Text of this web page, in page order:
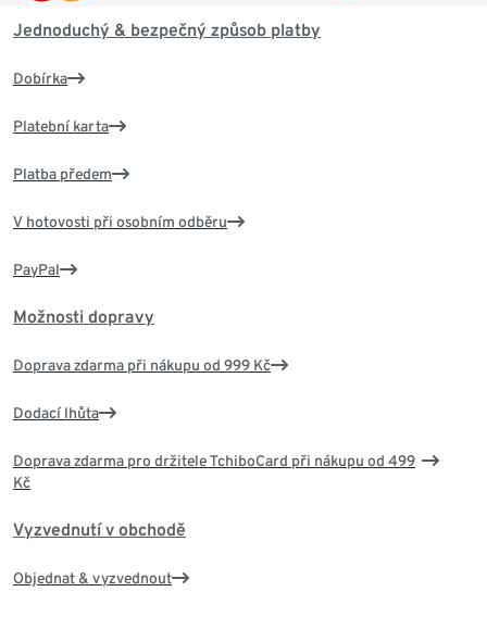
Jednoduchý & bezpečný způsob platby
Dobírka
Platební karta
Platba předem
V hotovosti při osobním odběru
PayPal
Možnosti dopravy
Doprava zdarma při nákupu od 999 Kč
Dodací lhůta
Doprava zdarma pro držitele TchiboCard při nákupu od 499
Kč
Vyzvednutí v obchodě
Objednat & vyzvednout